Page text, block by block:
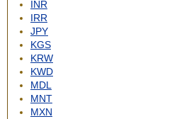
INR
IRR
JPY
KGS
KRW
KWD
MDL
MNT
MXN